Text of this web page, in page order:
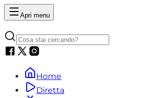
Apri menu
Home
Diretta